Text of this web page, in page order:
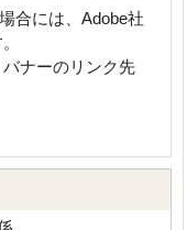
合には、Adobe社
ナーのリンク先